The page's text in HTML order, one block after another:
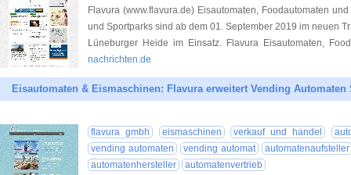
Flavura (www.flavura.de) Eisautomaten, Foodautomaten
und Sportparks sind ab dem 01. September 2019 im neuen
Lüneburger Heide im Einsatz. Flavura Eisautomaten,
nachrichten.de
Eisautomaten & Eismaschinen: Flavura erweitert Vending Automaten
flavura gmbh eismaschinen verkauf und handel
vending automaten
vending automat
automatenaufsteller
automatenhersteller
automatenvertrieb